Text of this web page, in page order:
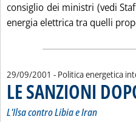
consiglio dei ministri (vedi
energia elettrica tra quelli
29/09/2001 - Politica energetica
LE SANZIONI
L'Ilsa contro Libia e Iran